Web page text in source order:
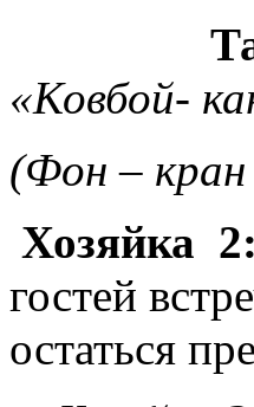
«Ковбой-
(Фон –
Хозяйка 2:
гостей
остаться